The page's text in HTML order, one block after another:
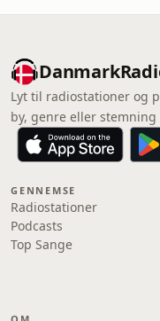
Lyt til radiostationer og
by, genre eller
GENNEMSE
Radiostationer
Podcasts
Top Sange